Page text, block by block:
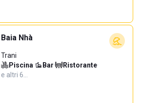
Baia Nhà
Trani
Piscina· Bar· Ristorante·
e altri 6…